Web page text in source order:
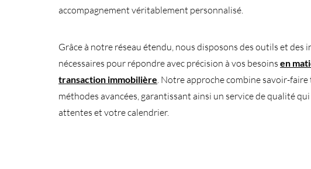
accompagnement véritablement personnalisé.
Grâce à notre réseau étendu, nous disposons des outils et des
nécessaires pour répondre avec précision à vos besoinsen
transaction immobilière. Notre approche combine savoir-
méthodes avancées, garantissant ainsi un service de qualité
attentes et votre calendrier.